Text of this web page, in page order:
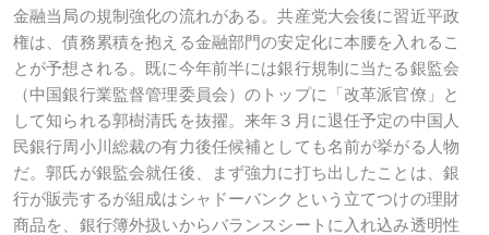
金融当局の規制強化の流れがある。共産党大会後に習近平政
権は、債務累積を抱える金融部門の安定化に本腰を入れるこ
とが予想される。既に今年前半には銀行規制に当たる銀監会
（中国銀行業監督管理委員会）のトップに「改革派官僚」と
して知られる郭樹清氏を抜擢。来年３月に退任予定の中国人
民銀行周小川総裁の有力後任候補としても名前が挙がる人物
だ。郭氏が銀監会就任後、まず強力に打ち出したことは、銀
行が販売するが組成はシャドーバンクという立てつけの理財
商品を、銀行簿外扱いからバランスシートに入れ込み透明性